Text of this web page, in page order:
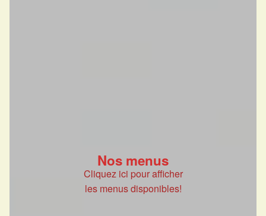
Nos menus
Cliquez ici pour afficher
les menus disponibles!